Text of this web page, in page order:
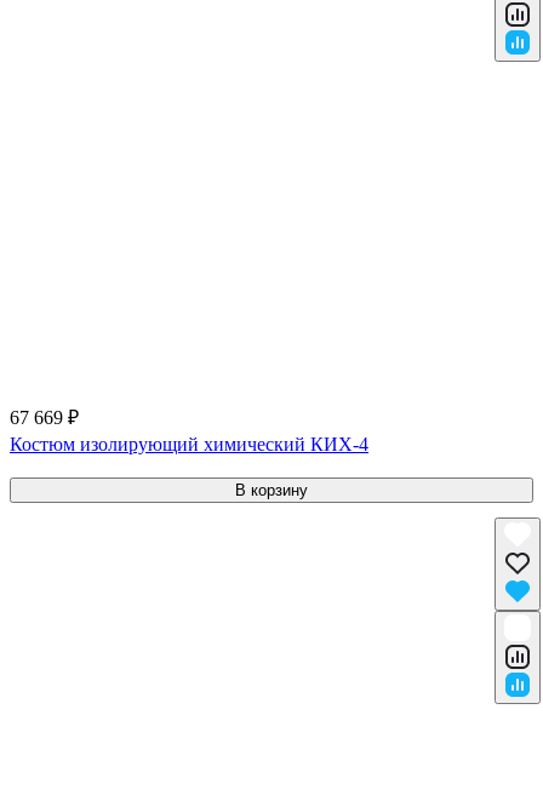
67 669 ₽
Костюм изолирующий химический КИХ-4
В корзину